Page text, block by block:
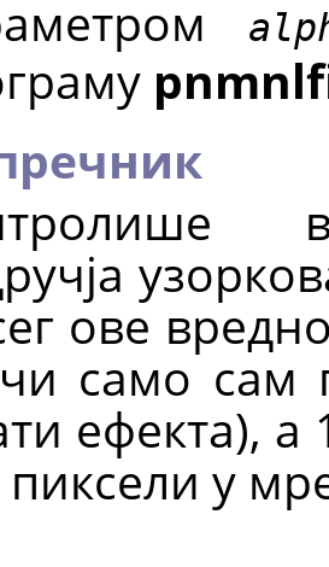
ове
само сам
ефекта), а
пиксели у